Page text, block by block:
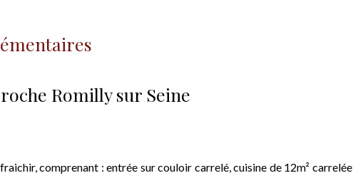
Romilly sur Seine
comprenant : entrée sur couloir carrelé, cuisine de 12m² carrelée